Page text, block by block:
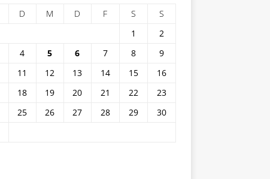
D M D F S
S
1
2
4 5 6 7 8
9
11 12 13 14 15
16
18 19 20 21 22
23
25 26 27 28 29
30